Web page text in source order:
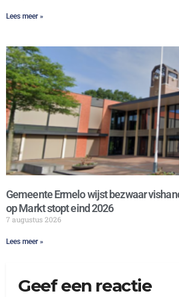
Lees meer »
Gemeente Ermelo wijst bezwaar
op Markt stopt eind 2026
7 augustus 2026
Lees meer »
Geef een reactie